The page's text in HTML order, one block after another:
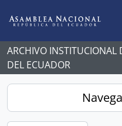
ARCHIVO INSTITUCIONAL
DEL ECUADOR